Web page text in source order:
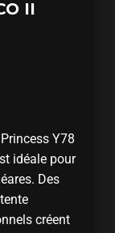
II
Y78
idéale pour
Des
créent